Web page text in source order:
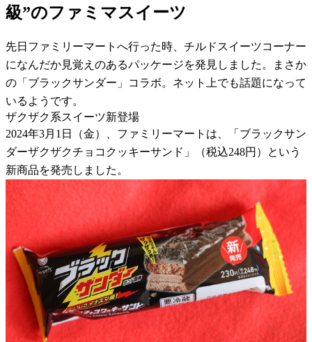
級”のファミマスイーツ
先日ファミリーマートへ行った時、チルドスイーツコーナー
になんだか見覚えのあるパッケージを発見しました。まさか
の「ブラックサンダー」コラボ。ネット上でも話題になって
いるようです。
ザクザク系スイーツ新登場
2024年3月1日（金）、ファミリーマートは、「ブラックサン
ダーザクザクチョコクッキーサンド」（税込248円）という
新商品を発売しました。